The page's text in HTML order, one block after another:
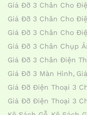
Giá Đỡ 3 Chân Cho
Giá Đỡ 3 Chân Cho
Giá Đỡ 3 Chân Cho
Giá Đỡ 3 Chân Chụp
Giá Đỡ 3 Chân Điện
Giá Đỡ 3 Màn Hình
Giá Đỡ Điện Thoại 3
Giá Đỡ Điện Thoại 3